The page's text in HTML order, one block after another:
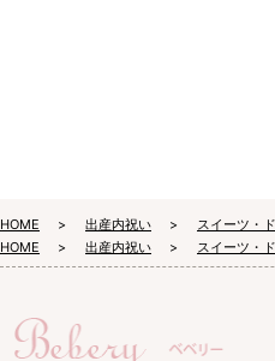
HOME 出産内祝い スイーツ・
HOME
出産内祝い スイーツ・